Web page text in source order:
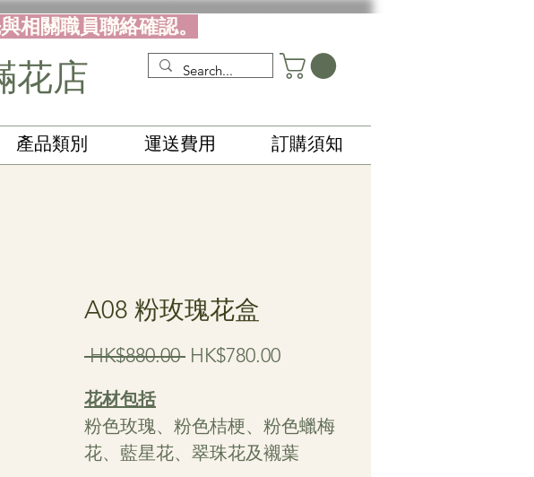
相關職員聯絡確認。
花店
產品類別 運送費用 訂購須知
A08 粉玫瑰花盒
HK$880.00 Regular
HK$780.00Sale
花材包括
粉色玫瑰、粉色桔梗、粉色蠟梅
花、藍星花、翠珠花及襯葉